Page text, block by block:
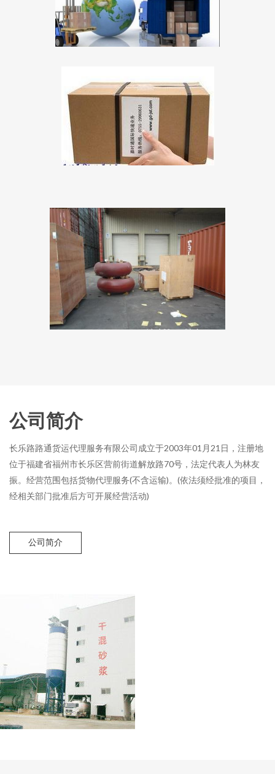
公司简介
长乐路路通货运代理服务有限公司成立于2003年01月21日，注册地
位于福建省福州市长乐区营前街道解放路70号，法定代表人为林友
振。经营范围包括货物代理服务(不含运输)。(依法须经批准的项目，
经相关部门批准后方可开展经营活动)
公司简介